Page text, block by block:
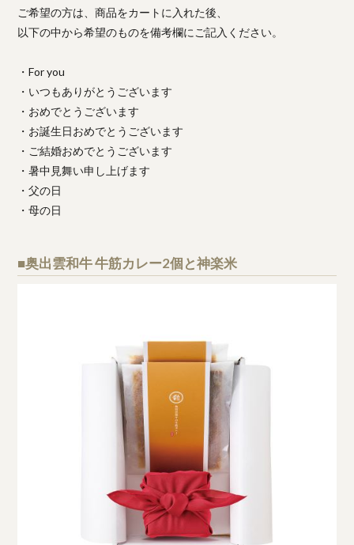
ご希望の方は、商品をカートに入れた後、
以下の中から希望のものを備考欄にご記入ください。
・For you
・いつもありがとうございます
・おめでとうございます
・お誕生日おめでとうございます
・ご結婚おめでとうございます
・暑中見舞い申し上げます
・父の日
・母の日
■奥出雲和牛 牛筋カレー2個と神楽米